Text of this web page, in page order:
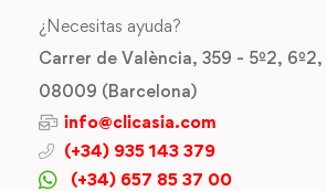
¿Necesitas ayuda?
Carrer de València, 359 - 5º2, 6º2,
08009 (Barcelona)
info@clicasia.com
(+34) 935 143 379
(+34) 657 85 37 00